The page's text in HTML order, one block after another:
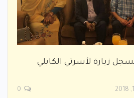
زيارة لأسرتي الكابلي